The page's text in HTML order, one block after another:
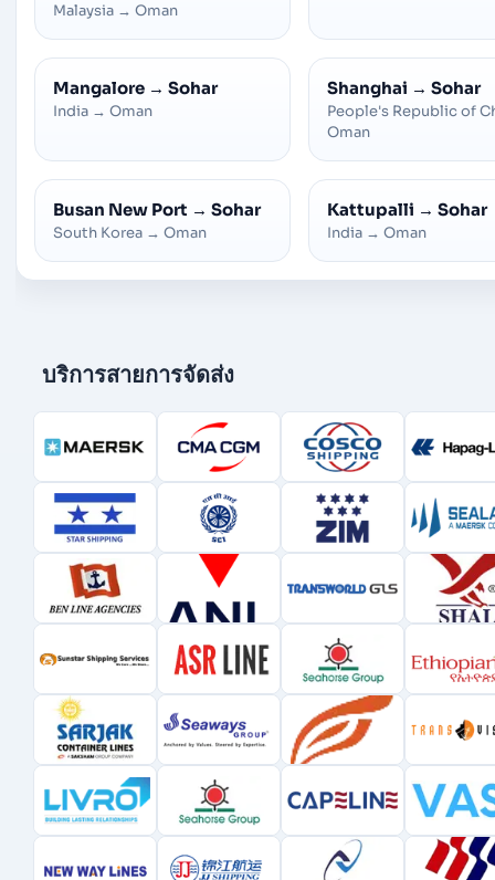
Malaysia → Oman
Mangalore → Sohar
India → Oman
Shanghai → Sohar
People's Republic of
Oman
Busan New Port → Sohar
South Korea → Oman
Kattupalli → Sohar
India → Oman
บริการสายการจัดส่ง